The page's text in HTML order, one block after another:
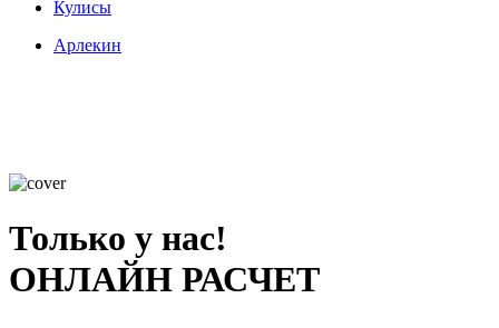
Кулисы
Арлекин
Только у нас!
ОНЛАЙН РАСЧЕТ